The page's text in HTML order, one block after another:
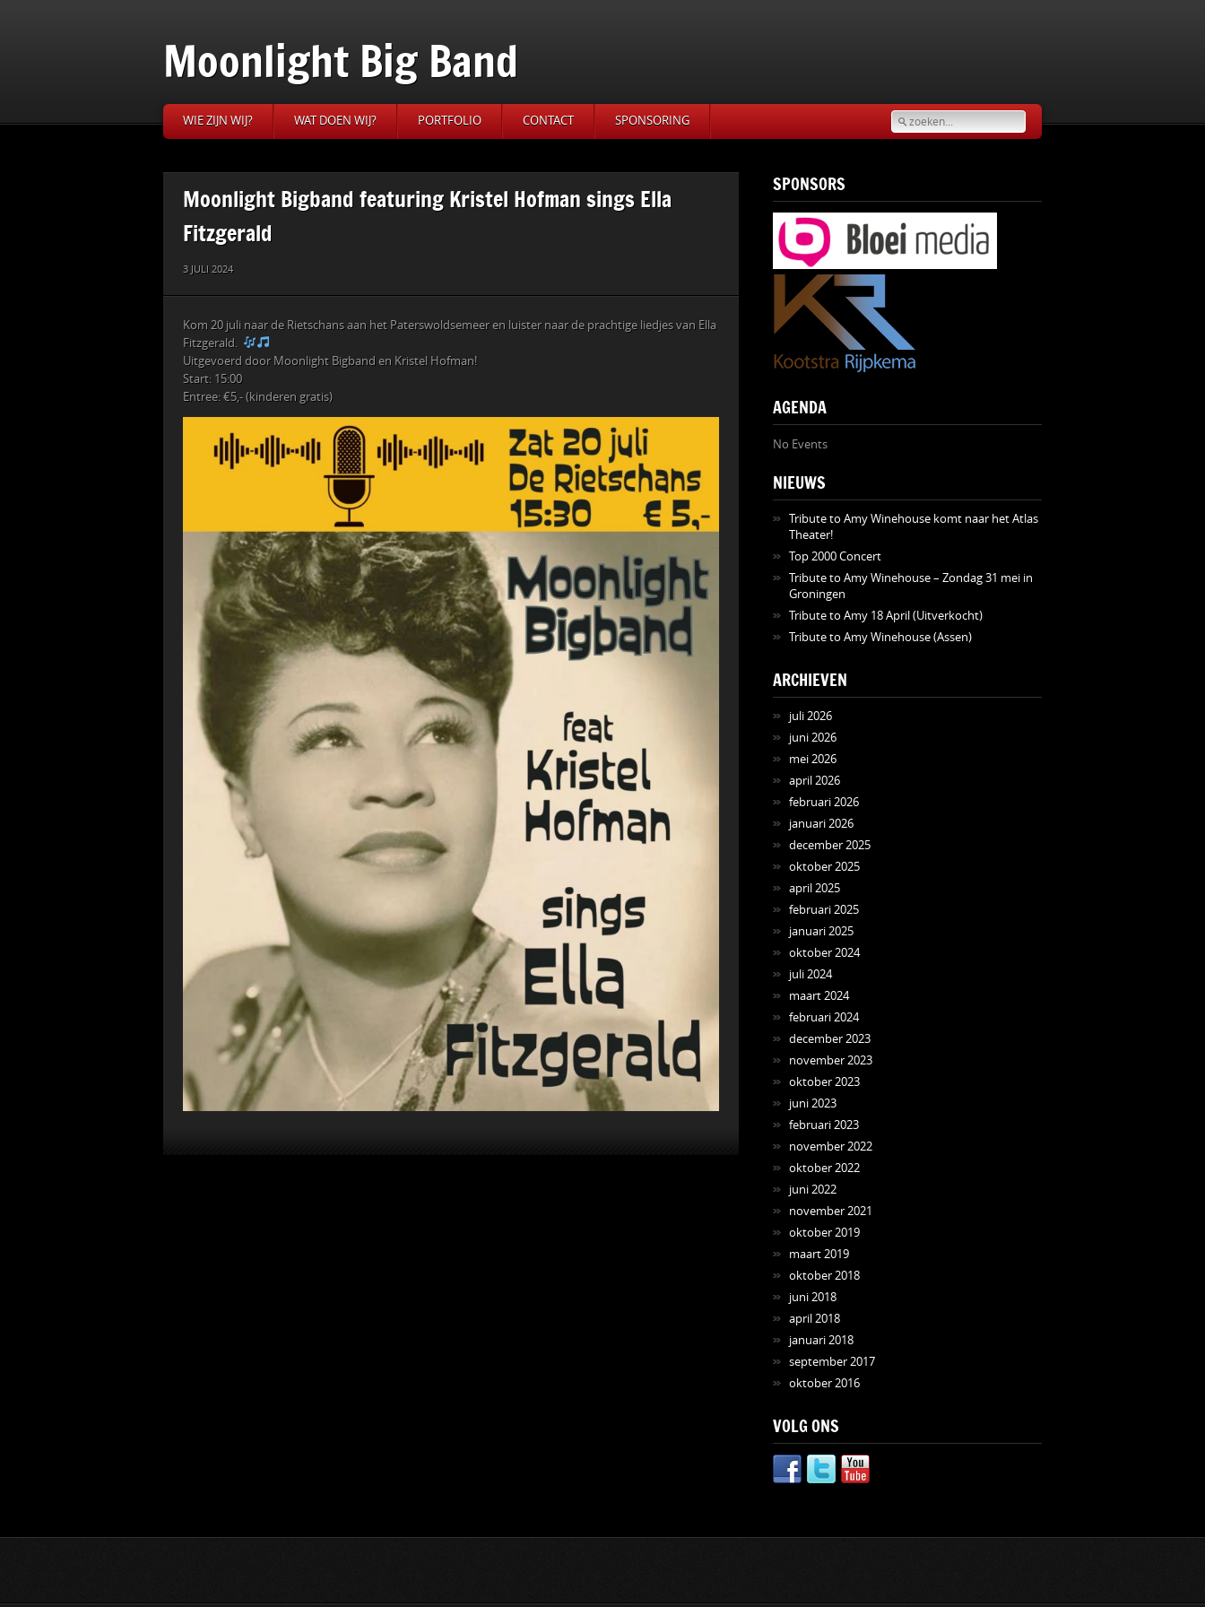
Moonlight Big Band
WIE ZIJN WIJ? WAT DOEN WIJ? PORTFOLIO CONTACT SPONSORING
Moonlight Bigband featuring Kristel Hofman sings Ella
Fitzgerald
3 JULI 2024
Kom 20 juli naar de Rietschans aan het Paterswoldsemeer en luister naar de prachtige liedjes van Ella
Fitzgerald.
Uitgevoerd door Moonlight Bigband en Kristel Hofman!
Start: 15:00
Entree: €5,- (kinderen gratis)
SPONSORS
AGENDA
No Events
NIEUWS
Tribute to Amy Winehouse komt naar het Atlas
Theater!
Top 2000 Concert
Tribute to Amy Winehouse – Zondag 31 mei in
Groningen
Tribute to Amy 18 April (Uitverkocht)
Tribute to Amy Winehouse (Assen)
ARCHIEVEN
juli 2026
juni 2026
mei 2026
april 2026
februari 2026
januari 2026
december 2025
oktober 2025
april 2025
februari 2025
januari 2025
oktober 2024
juli 2024
maart 2024
februari 2024
december 2023
november 2023
oktober 2023
juni 2023
februari 2023
november 2022
oktober 2022
juni 2022
november 2021
oktober 2019
maart 2019
oktober 2018
juni 2018
april 2018
januari 2018
september 2017
oktober 2016
VOLG ONS